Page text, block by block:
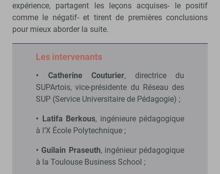
expérience, partagent les leçons acquises- le positif
comme le négatif- et tirent de premières conclusions
pour mieux aborder la suite.
Les intervenants
• Catherine Couturier, directrice du
SUPArtois, vice-présidente du Réseau des
SUP (Service Universitaire de Pédagogie) ;
• Latifa Berkous, ingénieure pédagogique
à l’X École Polytechnique ;
• Guilain Praseuth, ingénieur pédagogique
à la Toulouse Business School ;